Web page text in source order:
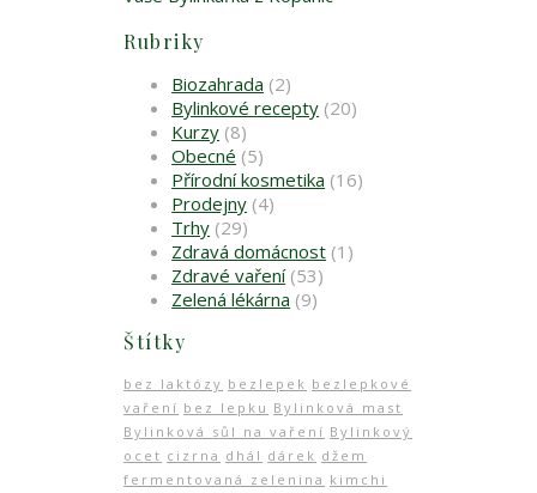
Rubriky
Biozahrada (2)
Bylinkové recepty (20)
Kurzy (8)
Obecné (5)
Přírodní kosmetika (16)
Prodejny (4)
Trhy (29)
Zdravá domácnost (1)
Zdravé vaření(53)
Zelená lékárna (9)
Štítky
bez laktózy bezlepek bezlepkové
vaření bez lepku Bylinková mast
Bylinková sůl na vaření Bylinkový
ocet cizrna dhál dárek džem
fermentovaná zelenina kimchi